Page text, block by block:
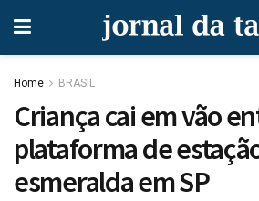
Home BRASIL
Criança cai em vão
plataforma de
esmeralda em SP